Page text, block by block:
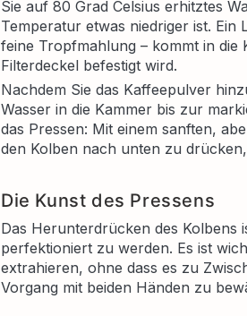
Sie auf 80 Grad Celsius erhitztes
Temperatur etwas niedriger ist. Ein
feine Tropfmahlung – kommt in die
Filterdeckel befestigt wird.
Nachdem Sie das Kaffeepulver
Wasser in die Kammer bis zur
das Pressen: Mit einem sanften,
den Kolben nach unten zu
Die Kunst des Pressens
Das Herunterdrücken des
perfektioniert zu werden. Es ist
extrahieren, ohne dass es zu
Vorgang mit beiden Händen zu